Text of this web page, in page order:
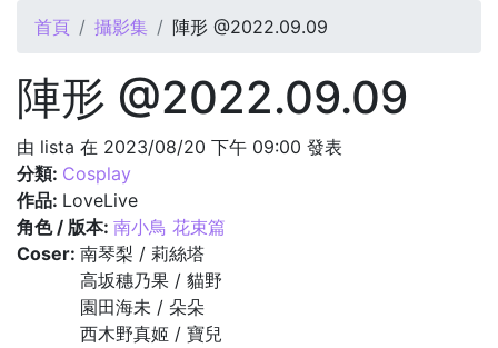
您在這裡
首頁 攝影集 陣形 @2022.09.09
陣形 @2022.09.09
由 lista 在 2023/08/20 下午 09:00 發表
分類: Cosplay
作品: LoveLive
角色 / 版本: 南小鳥 花束篇
Coser: 南琴梨 / 莉絲塔
高坂穗乃果 / 貓野
園田海未 / 朵朵
西木野真姬 / 寶兒